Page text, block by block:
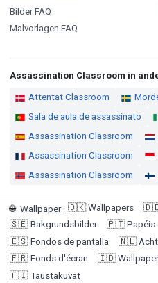
Bilder FAQ
Malvorlagen FAQ
Assassination Classroom in
Attentat Classroom
Sala de aula de assassinato
Assassination Classroom
Assassination Classroom
Assassination Classroom
🌐 Wallpaper: 🇩🇰 Wallpapers
🇸🇪 Bakgrundsbilder 🇵🇹 Papéis
🇪🇸 Fondos de pantalla 🇳🇱
🇫🇷 Fonds d'écran 🇮🇩 Wallpaper
🇫🇮 Taustakuvat